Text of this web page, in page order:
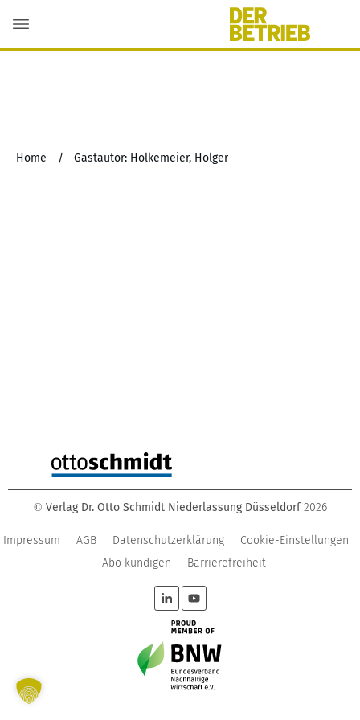
Home / Gastautor: Hölkemeier, Holger
© Verlag Dr. Otto Schmidt Niederlassung Düsseldorf 2026
Impressum AGB Datenschutzerklärung
Cookie-Einstellungen
Abo kündigen
Barrierefreiheit